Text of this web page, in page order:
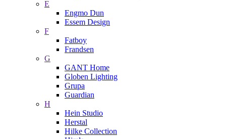
E
Engmo Dun
Essem Design
F
Fatboy
Frandsen
G
GANT Home
Globen Lighting
Grupa
Guardian
H
Hein Studio
Herstal
Hilke Collection